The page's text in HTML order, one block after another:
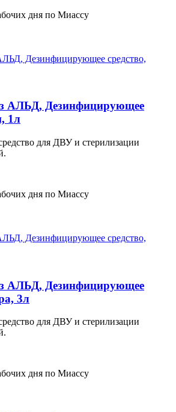
дня по Миассу
АЛЬД, Дезинфицирующее
1л
для ДВУ и стерилизации
дня по Миассу
АЛЬД, Дезинфицирующее
3л
для ДВУ и стерилизации
дня по Миассу